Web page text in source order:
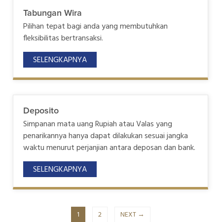
Tabungan Wira
Pilihan tepat bagi anda yang membutuhkan
fleksibilitas bertransaksi.
SELENGKAPNYA
Deposito
Simpanan mata uang Rupiah atau Valas yang
penarikannya hanya dapat dilakukan sesuai jangka
waktu menurut perjanjian antara deposan dan bank.
SELENGKAPNYA
1 2 NEXT →